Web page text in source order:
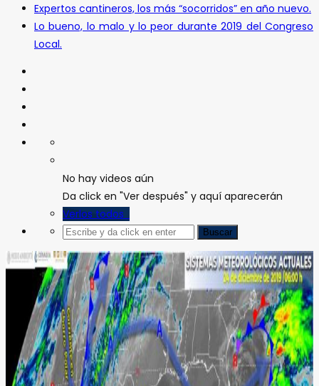
Expertos cantineros, los más “socorridos” en año nuevo.
Lo bueno, lo malo y lo peor durante 2019 del Congreso
Local.
No hay videos aún
Da click en "Ver después" y aquí aparecerán
Verlos todos